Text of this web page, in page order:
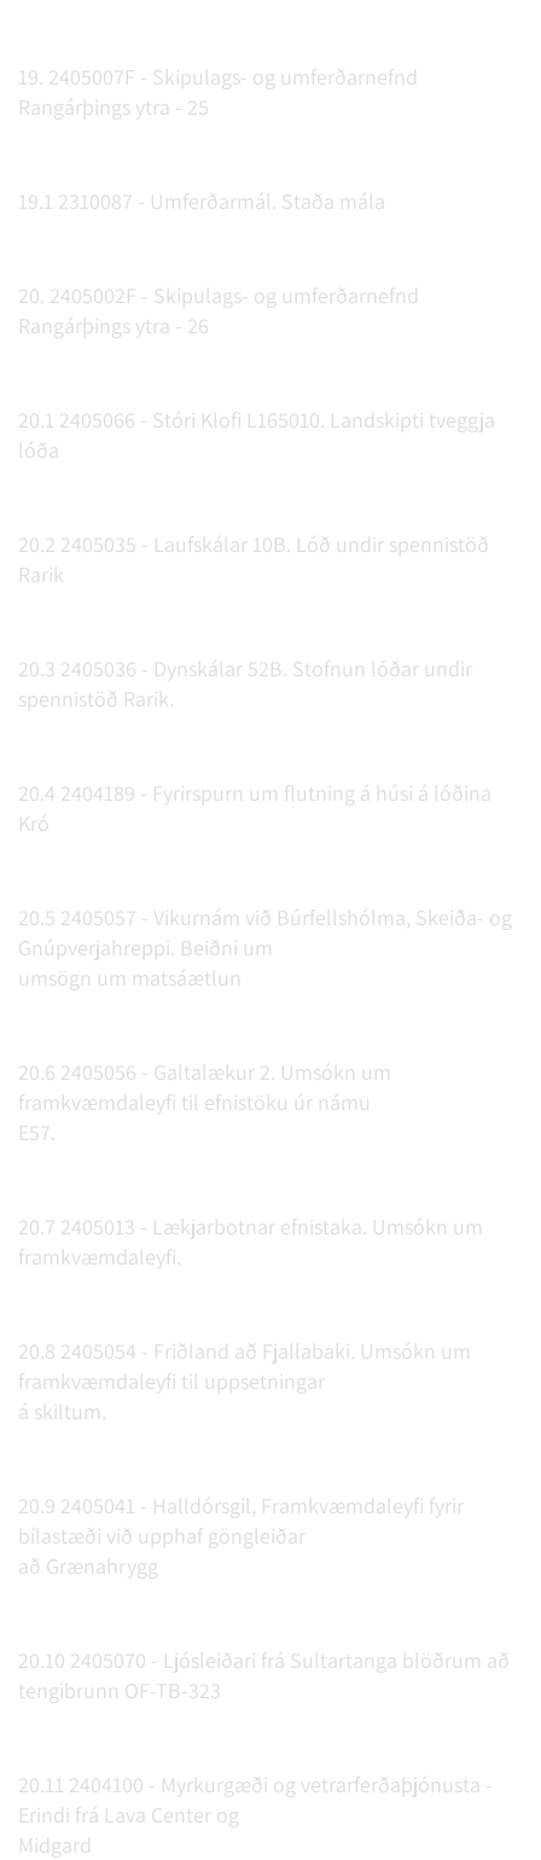
19. 2405007F - Skipulags- og umferðarnefnd
Rangárþings ytra - 25
19.1 2310087 - Umferðarmál. Staða mála
20. 2405002F - Skipulags- og umferðarnefnd
Rangárþings ytra - 26
20.1 2405066 - Stóri Klofi L165010. Landskipti tveggja
lóða
20.2 2405035 - Laufskálar 10B. Lóð undir spennistöð
Rarik
20.3 2405036 - Dynskálar 52B. Stofnun lóðar undir
spennistöð Rarik.
20.4 2404189 - Fyrirspurn um flutning á húsi á lóðina
Kró
20.5 2405057 - Vikurnám við Búrfellshólma, Skeiða- og
Gnúpverjahreppi. Beiðni um
umsögn um matsáætlun
20.6 2405056 - Galtalækur 2. Umsókn um
framkvæmdaleyfi til efnistöku úr námu
E57.
20.7 2405013 - Lækjarbotnar efnistaka. Umsókn um
framkvæmdaleyfi.
20.8 2405054 - Friðland að Fjallabaki. Umsókn um
framkvæmdaleyfi til uppsetningar
á skiltum.
20.9 2405041 - Halldórsgil, Framkvæmdaleyfi fyrir
bílastæði við upphaf göngleiðar
að Grænahrygg
20.10 2405070 - Ljósleiðari frá Sultartanga blöðrum að
tengibrunn OF-TB-323
20.11 2404100 - Myrkurgæði og vetrarferðaþjónusta -
Erindi frá Lava Center og
Midgard